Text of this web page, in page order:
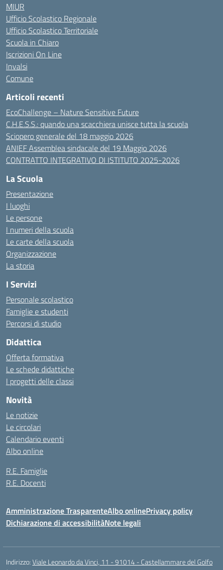
MIUR
Ufficio Scolastico Regionale
Ufficio Scolastico Territoriale
Scuola in Chiaro
Iscrizioni On Line
Invalsi
Comune
Articoli recenti
EcoChallenge – Nature Sensitive Future
C.H.E.S.S.: quando una scacchiera unisce tutta la scuola
Sciopero generale del 18 maggio 2026
ANIEF Assemblea sindacale del 19 Maggio 2026
CONTRATTO INTEGRATIVO DI ISTITUTO 2025-2026
La Scuola
Presentazione
I luoghi
Le persone
I numeri della scuola
Le carte della scuola
Organizzazione
La storia
I Servizi
Personale scolastico
Famiglie e studenti
Percorsi di studio
Didattica
Offerta formativa
Le schede didattiche
I progetti delle classi
Novità
Le notizie
Le circolari
Calendario eventi
Albo online
R.E. Famiglie
R.E. Docenti
Amministrazione TrasparenteAlbo onlinePrivacy policy
Dichiarazione di accessibilitàNote legali
Indirizzo:Viale Leonardo da Vinci, 11 - 91014 - Castellammare del Golfo